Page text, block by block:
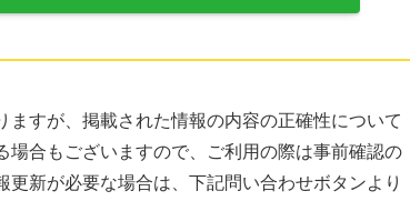
すが、掲載された情報の内容の正確性について
合もございますので、ご利用の際は事前確認の
新が必要な場合は、下記問い合わせボタンより